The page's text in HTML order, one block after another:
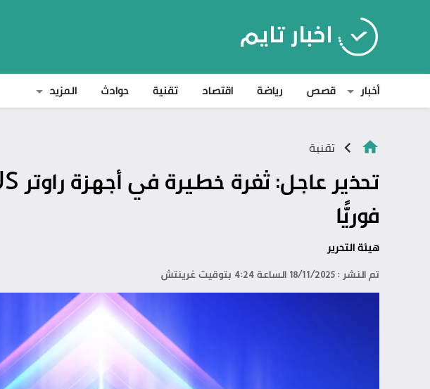
أخبار
قصص رياضة اقتصاد تقنية حوادث المزيد
تقنية
فوريًّا
هيئة التحرير
تم النشر : 18/11/2025 الساعة 4:24 بتوقيت غرينتش